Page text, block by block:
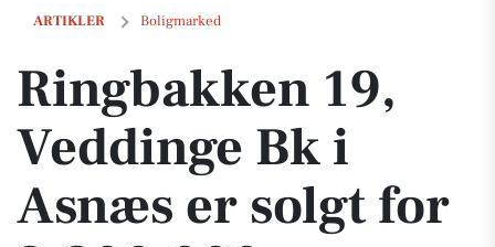
ARTIKLER Boligmarked
Ringbakken 19, Veddinge Bk i Asnæs er solgt for 3.200.000 - se
Ringbakken 19,
Veddinge Bk i
Asnæs er solgt for